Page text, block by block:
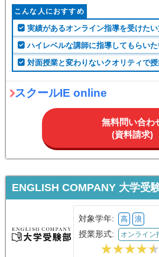
こんな人におすすめ
実績があるオンライン指導を受けた
ハイレベルな講師に指導してもらい
対面授業と変わりないクオリティで
スクールIE online
無料問い合わ
(資料請求)
ENGLISH COMPANY 大学受
対象学年: 高 浪
授業形式: オンライン